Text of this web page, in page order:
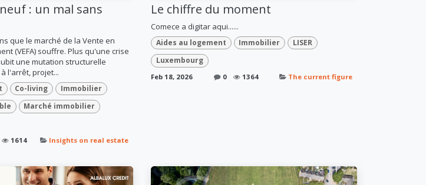
: un mal sans
que le marché de la Vente en
(VEFA) souffre. Plus qu'une crise
une mutation structurelle
l'arrêt, projet...
Co-living
Immobilier
Marché immobilier
1614 Insights on real estate
Le chiffre du moment
Comece a digitar aqui......
Aides au logement Immobilier
LISER
Luxembourg
Feb 18, 2026 0 1364 The current figure